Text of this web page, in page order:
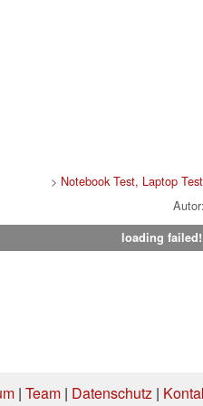
> Notebook Test, Laptop
loading failed!
| Team | Datenschutz |